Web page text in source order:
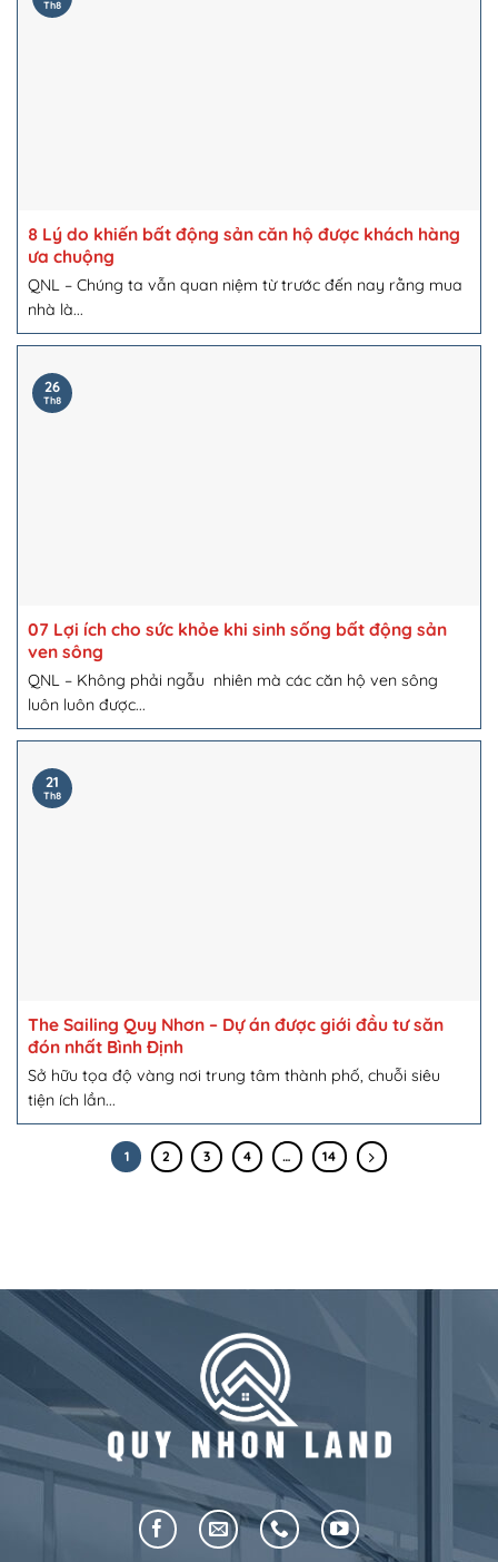
8 Lý do khiến bất động sản căn hộ được khách hàng
ưa chuộng
QNL – Chúng ta vẫn quan niệm từ trước đến nay rằng mua
nhà là...
Th8
07 Lợi ích cho sức khỏe khi sinh sống bất động sản
ven sông
QNL – Không phải ngẫu nhiên mà các căn hộ ven sông
luôn luôn được...
26
Th8
The Sailing Quy Nhơn – Dự án được giới đầu tư săn
đón nhất Bình Định
Sở hữu tọa độ vàng nơi trung tâm thành phố, chuỗi siêu
tiện ích lần...
21
Th8
1 2 3 4 … 14